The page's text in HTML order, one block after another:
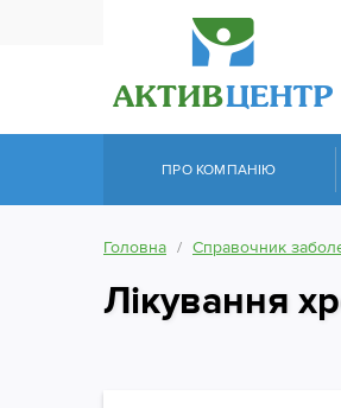
ПРО КОМПАНІЮ
Головна Справочник
Лікування